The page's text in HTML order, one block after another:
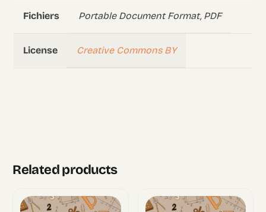
Fichiers Portable Document Format, PDF
License Creative Commons BY
Related products